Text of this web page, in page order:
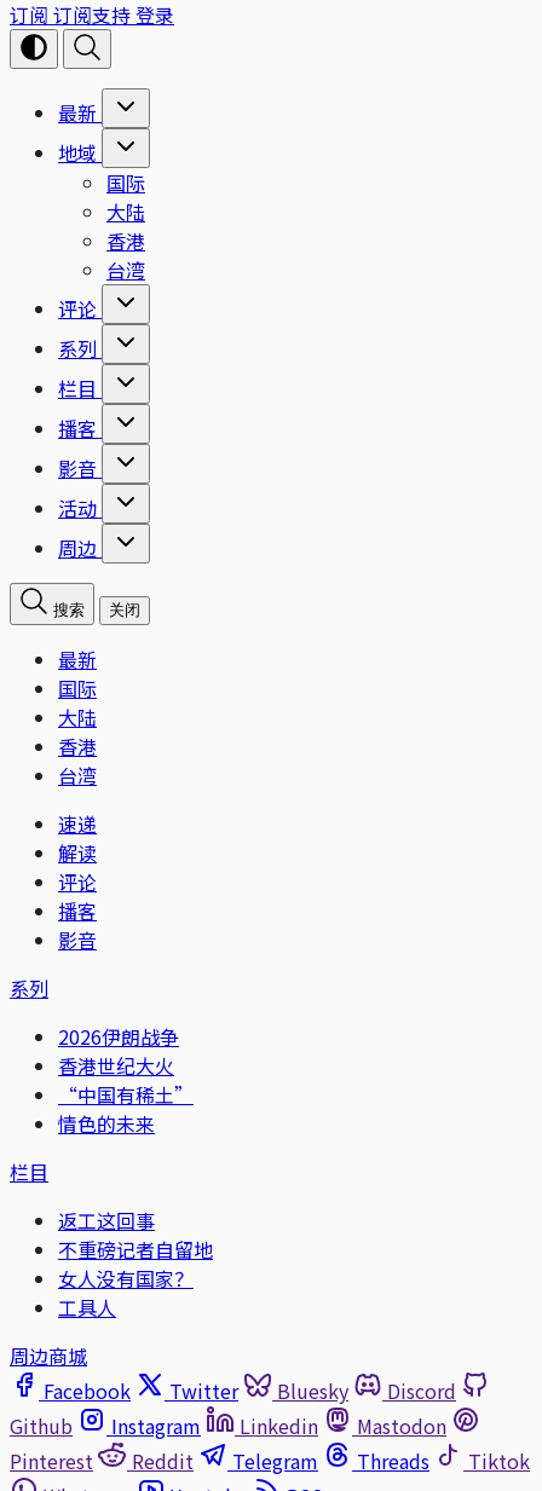
订阅 订阅支持登录
最新
地域
国际
大陆
香港
台湾
评论
系列
栏目
播客
影音
活动
周边
搜索 关闭
最新
国际
大陆
香港
台湾
速递
解读
评论
播客
影音
系列
2026伊朗战争
香港世纪大火
“中国有稀土”
情色的未来
栏目
返工这回事
不重磅记者自留地
女人没有国家？
工具人
周边商城
Facebook
Twitter Bluesky
Discord
Github
Instagram Linkedin
Mastodon
Pinterest
Reddit Telegram Threads
Tiktok